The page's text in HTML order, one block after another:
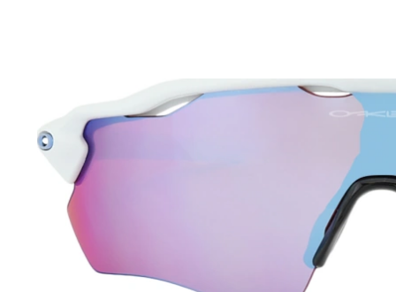
53 mm
Glashöhe Glasbreite
Glasbreite